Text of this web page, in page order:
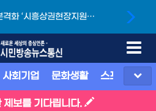
화 ‘시흥상권현장지원단’
사회기업 문화생활 스포츠 지
제보를 기다립니다.